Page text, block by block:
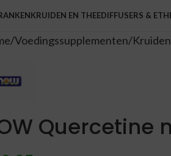
KRUIDEN EN THEEDIFFUSERS &
Voedingssupplementen
Quercetine